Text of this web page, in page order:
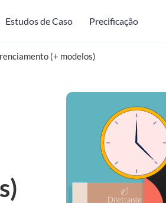
Estudos de Caso Precificação
(+ modelos)